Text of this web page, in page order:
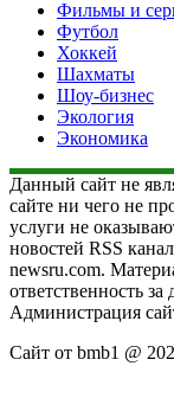
Фильмы и
Футбол
Хоккей
Шахматы
Шоу-бизнес
Экология
Экономика
Данный сайт не
сайте ни чего не
услуги не
новостей RSS
newsru.com.
ответственность
Администрация
Сайт от bmb1 @